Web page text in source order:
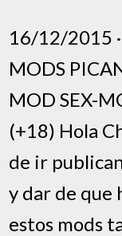
16/12/2015
MODS
MOD SEX-
(+18) Hola
de ir
y dar de que
estos mods